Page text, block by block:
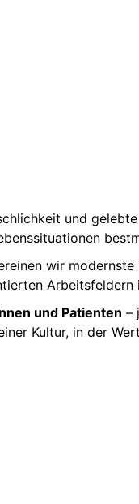
und
wir
Arbeitsfeldern
und Patienten –
Kultur, in der